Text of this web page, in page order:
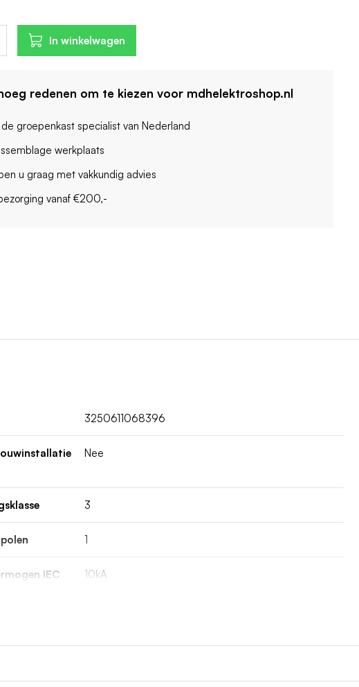
In winkelwagen
redenen om te kiezen voor mdhelektroshop.nl
groepenkast specialist van Nederland
werkplaats
u graag met vakkundig advies
vanaf €200,-
3250611068396
Nee
3
1
IEC
10kA